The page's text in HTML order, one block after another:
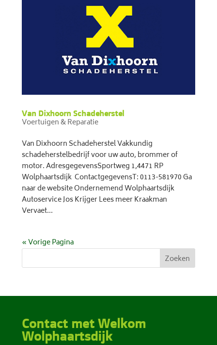
Van Dixhoorn Schadeherstel
Voertuigen & Reparatie
Van Dixhoorn Schadeherstel Vakkundig
schadeherstelbedrijf voor uw auto, brommer of
motor. AdresgegevensSportweg 1,4471 RP
Wolphaartsdijk ContactgegevensT: 0113-581970 Ga
naar de website Ondernemend Wolphaartsdijk
Autoservice Jos Krijger Lees meer Kraakman
Vervaet...
« Vorige Pagina
Zoeken
Contact met Welkom
Wolphaartsdijk